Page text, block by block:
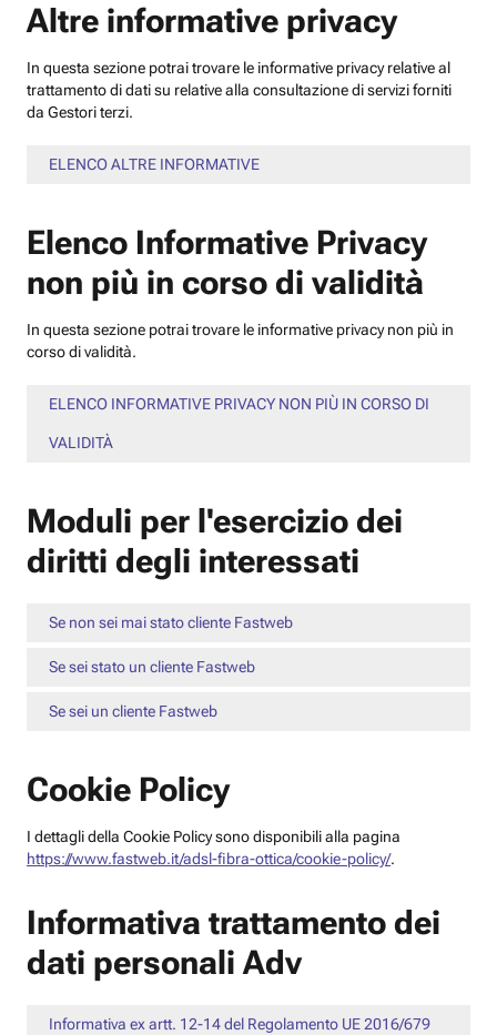
Altre informative privacy
In questa sezione potrai trovare le informative privacy relative al
trattamento di dati su relative alla consultazione di servizi forniti
da Gestori terzi.
ELENCO ALTRE INFORMATIVE
Elenco Informative Privacy
non più in corso di validità
In questa sezione potrai trovare le informative privacy non più in
corso di validità.
ELENCO INFORMATIVE PRIVACY NON PIÙ IN CORSO DI
VALIDITÀ
Moduli per l'esercizio dei
diritti degli interessati
Se non sei mai stato cliente Fastweb
Se sei stato un cliente Fastweb
Se sei un cliente Fastweb
Cookie Policy
I dettagli della Cookie Policy sono disponibili alla pagina
https://www.fastweb.it/adsl-fibra-ottica/cookie-policy/.
Informativa trattamento dei
dati personali Adv
Informativa ex artt. 12-14 del Regolamento UE 2016/679